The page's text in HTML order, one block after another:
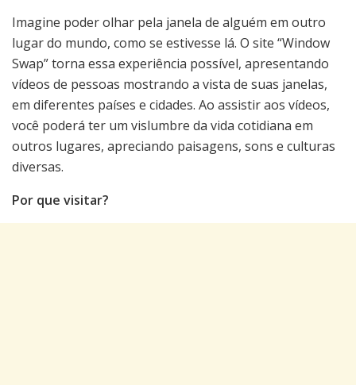
Imagine poder olhar pela janela de alguém em outro
lugar do mundo, como se estivesse lá. O site “Window
Swap” torna essa experiência possível, apresentando
vídeos de pessoas mostrando a vista de suas janelas,
em diferentes países e cidades. Ao assistir aos vídeos,
você poderá ter um vislumbre da vida cotidiana em
outros lugares, apreciando paisagens, sons e culturas
diversas.
Por que visitar?